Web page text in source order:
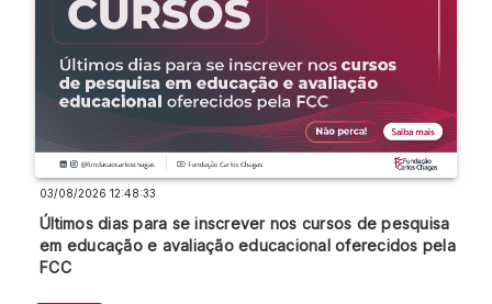
03/08/2026 12:48:33
Últimos dias para se inscrever nos cursos de pesquisa
em educação e avaliação educacional oferecidos pela
FCC